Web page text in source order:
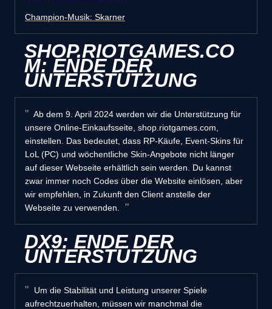
Champion-Musik: Skarner
SHOP.RIOTGAMES.CO
M: ENDE DER
UNTERSTÜTZUNG
Ab dem 9. April 2024 werden wir die Unterstützung für
unsere Online-Einkaufsseite, shop.riotgames.com,
einstellen. Das bedeutet, dass RP-Käufe, Event-Skins für
LoL (PC) und wöchentliche Skin-Angebote nicht länger
auf dieser Webseite erhältlich sein werden. Du kannst
zwar immer noch Codes über die Website einlösen, aber
wir empfehlen, in Zukunft den Client anstelle der
Webseite zu verwenden.
DX9: ENDE DER
UNTERSTÜTZUNG
Um die Stabilität und Leistung unserer Spiele
aufrechtzuerhalten, müssen wir manchmal die